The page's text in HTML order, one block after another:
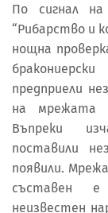
По сигнал
“Рибарство и
нощна
предприели
на мрежата
Въпреки
поставили
появили.
съставен е
неизвестен